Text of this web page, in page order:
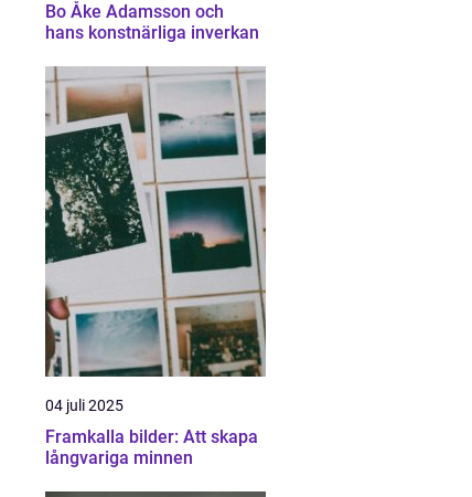
Bo Åke Adamsson och
hans konstnärliga inverkan
04 juli 2025
Framkalla bilder: Att skapa
långvariga minnen